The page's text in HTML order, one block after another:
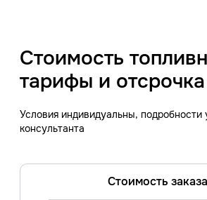
Стоимость
тарифы и отсрочка
Условия индивидуальны, подробности
консультанта
Стоимость